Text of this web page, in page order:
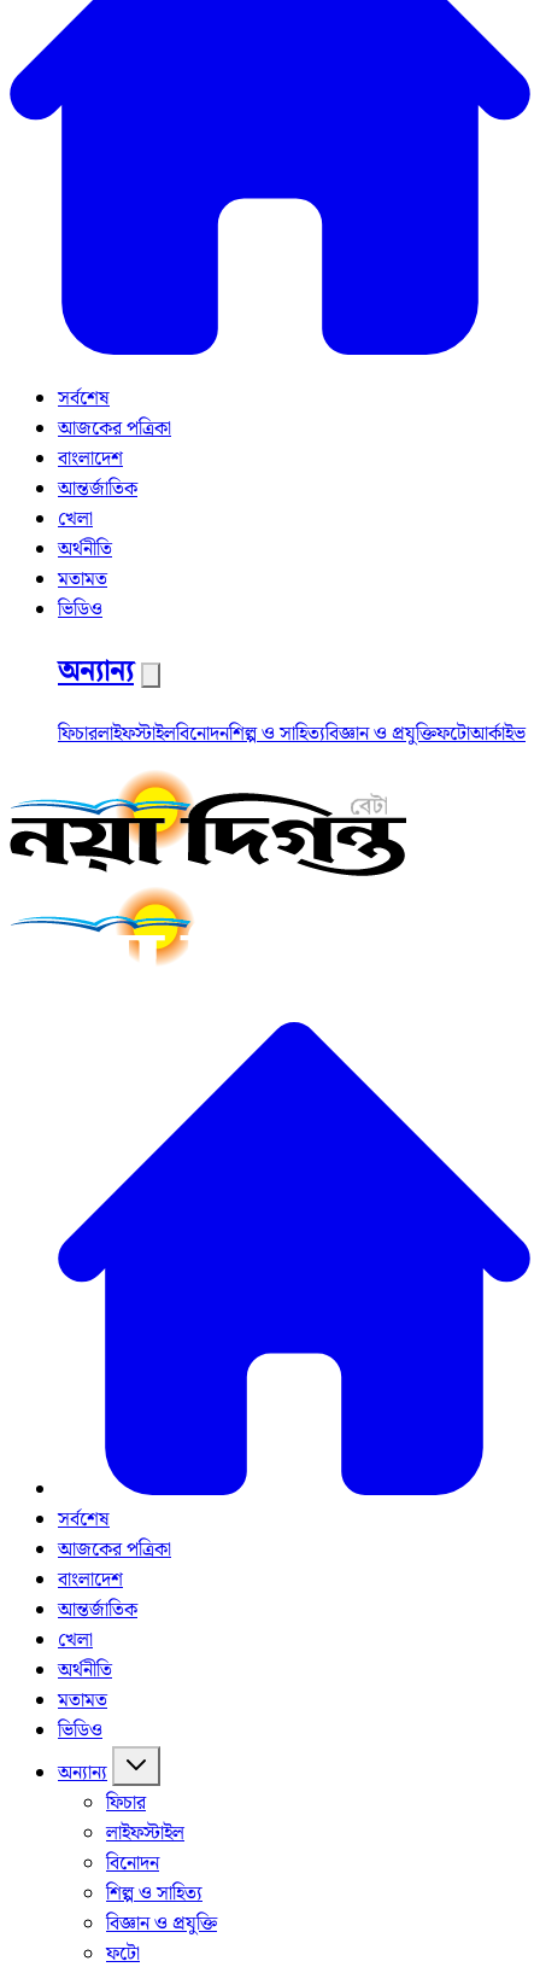
সর্বশেষ
আজকের পত্রিকা
বাংলাদেশ
আন্তর্জাতিক
খেলা
অর্থনীতি
মতামত
ভিডিও
অন্যান্য
ফিচারলাইফস্টাইলবিনোদনশিল্প ও সাহিত্যবিজ্ঞান ও প্রযুক্তিফটোআর্কাইভ
সর্বশেষ
আজকের পত্রিকা
বাংলাদেশ
আন্তর্জাতিক
খেলা
অর্থনীতি
মতামত
ভিডিও
অন্যান্য
ফিচার
লাইফস্টাইল
বিনোদন
শিল্প ও সাহিত্য
বিজ্ঞান ও প্রযুক্তি
ফটো